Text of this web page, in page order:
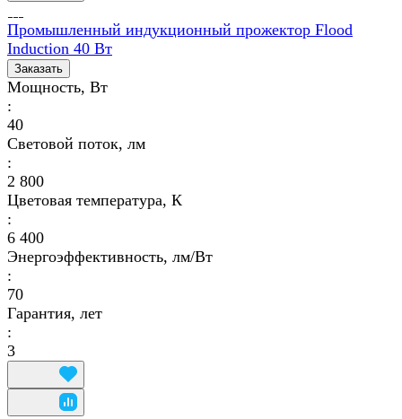
Промышленный индукционный прожектор Flood
Induction 40 Вт
Заказать
Мощность, Вт
:
40
Световой поток, лм
:
2 800
Цветовая температура, К
:
6 400
Энергоэффективность, лм/Вт
:
70
Гарантия, лет
:
3